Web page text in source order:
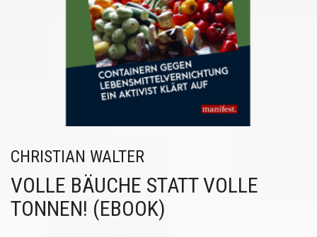
CHRISTIAN WALTER
VOLLE BÄUCHE STATT VOLLE
TONNEN! (EBOOK)